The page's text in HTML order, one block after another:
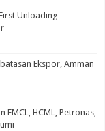
Unloading
Ekspor, Amman
EMCL, HCML, Petronas,